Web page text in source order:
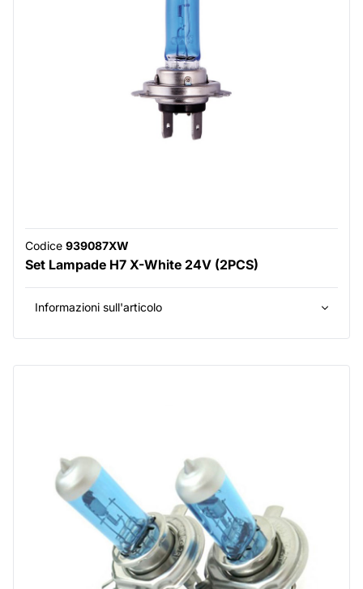
Codice 939087XW
Set Lampade H7 X-White 24V (2PCS)
Informazioni sull'articolo